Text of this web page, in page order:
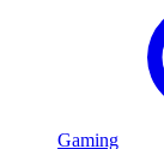
Gaming